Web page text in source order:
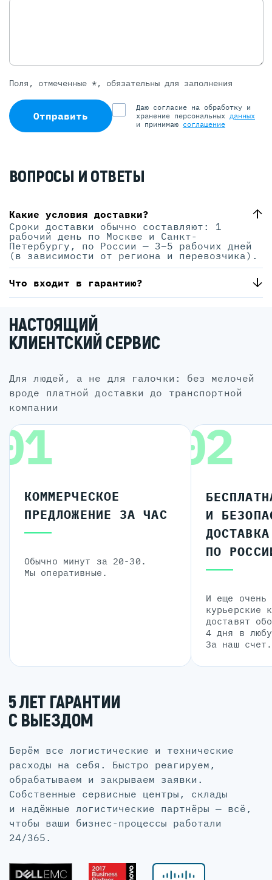
Поля, отмеченные *, обязательны для заполнения
Отправить
Даю согласие на обработку и
хранение персональных данных
и принимаю соглашение
ВОПРОСЫ И ОТВЕТЫ
Какие условия доставки?
Сроки доставки обычно составляют: 1
рабочий день по Москве и Санкт-
Петербургу, по России — 3–5 рабочих дней
(в зависимости от региона и перевозчика).
Что входит в гарантию?
НАСТОЯЩИЙ
КЛИЕНТСКИЙ СЕРВИС
для людей, а не для галочки: без мелочей
вроде платной доставки до транспортной
компании
КОММЕРЧЕСКОЕ
ПРЕДЛОЖЕНИЕ ЗА ЧАС
Обычно минут за 20-30.
Мы оперативные.
02
И
ДОСТАВКА
ПО
И еще очень
курьерские
доставят
4 дня в
За наш счет.
5 ЛЕТ ГАРАНТИИ
С ВЫЕЗДОМ
Берём все логистические и технические
расходы на себя. Быстро реагируем,
обрабатываем и закрываем заявки.
Собственные сервисные центры, склады
и надёжные логистические партнёры — всё,
чтобы ваши бизнес-процессы работали
24/365.